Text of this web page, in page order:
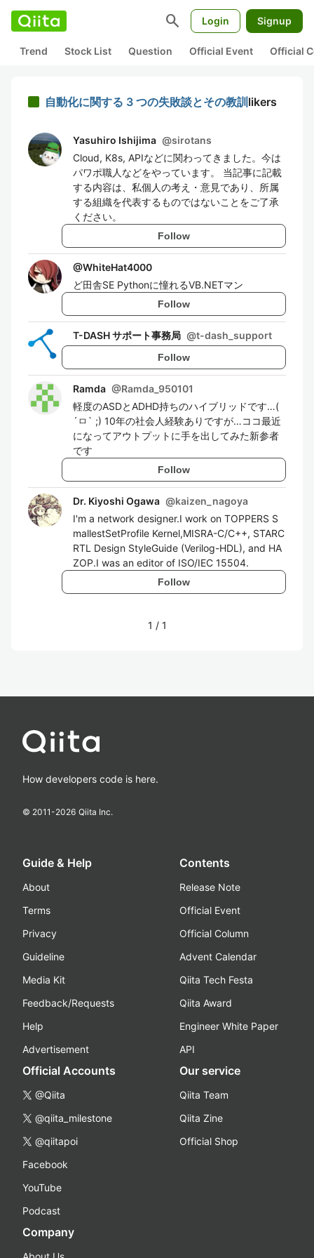
search Login Signup
Trend Stock List Question Official Event Official
自動化に関する 3 つの失敗談とその教訓 likers
Yasuhiro Ishijima @sirotans
Cloud, K8s, APIなどに関わってきました。今は
パワポ職人などをやっています。 当記事に記載
する内容は、私個人の考え・意見であり、所属
する組織を代表するものではないことをご了承
ください。
Follow
@WhiteHat4000
ど田舎SE Pythonに憧れるVB.NETマン
Follow
T-DASH サポート事務局 @t-dash_support
Follow
Ramda @Ramda_950101
軽度のASDとADHD持ちのハイブリッドです…(
´ㅁ` ;) 10年の社会人経験ありですが…ココ最近
になってアウトプットに手を出してみた新参者
です
Follow
Dr. Kiyoshi Ogawa @kaizen_nagoya
I'm a network designer.I work on TOPPERS S
mallestSetProfile Kernel,MISRA-C/C++, STARC
RTL Design StyleGuide (Verilog-HDL), and HA
ZOP.I was an editor of ISO/IEC 15504.
Follow
1 / 1
How developers code is here.
© 2011-2026 Qiita Inc.
Guide & Help
About
Terms
Privacy
Guideline
Media Kit
Feedback/Requests
Help
Advertisement
Contents
Release Note
Official Event
Official Column
Advent Calendar
Qiita Tech Festa
Qiita Award
Engineer White Paper
API
Official Accounts
@Qiita
@qiita_milestone
@qiitapoi
Facebook
YouTube
Podcast
Our service
Qiita Team
Qiita Zine
Official Shop
Company